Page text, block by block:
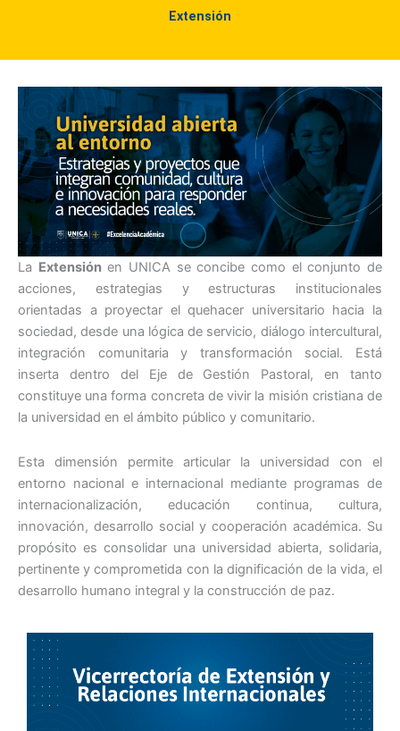
Extensión
La Extensiónen UNICA se concibe como el conjunto de
acciones, estrategias y estructuras institucionales
orientadas a proyectar el quehacer universitario hacia la
sociedad, desde una lógica de servicio, diálogo intercultural,
integración comunitaria y transformación social. Está
inserta dentro del Eje de Gestión Pastoral, en tanto
constituye una forma concreta de vivir la misión cristiana de
la universidad en el ámbito público y comunitario.
Esta dimensión permite articular la universidad con el
entorno nacional e internacional mediante programas de
internacionalización, educación continua, cultura,
innovación, desarrollo social y cooperación académica. Su
propósito es consolidar una universidad abierta, solidaria,
pertinente y comprometida con la dignificación de la vida, el
desarrollo humano integral y la construcción de paz.